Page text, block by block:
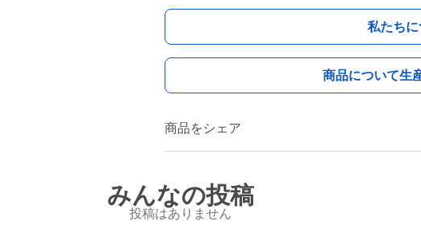
私たち
商品について生
商品をシェア
みんなの投稿
投稿はありません